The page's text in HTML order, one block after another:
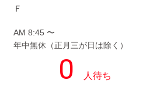
Ｆ
AM 8:45 〜
年中無休（正月三が日は除く）